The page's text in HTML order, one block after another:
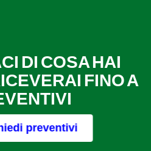
DI COSA HAI
FINO A
preventivi